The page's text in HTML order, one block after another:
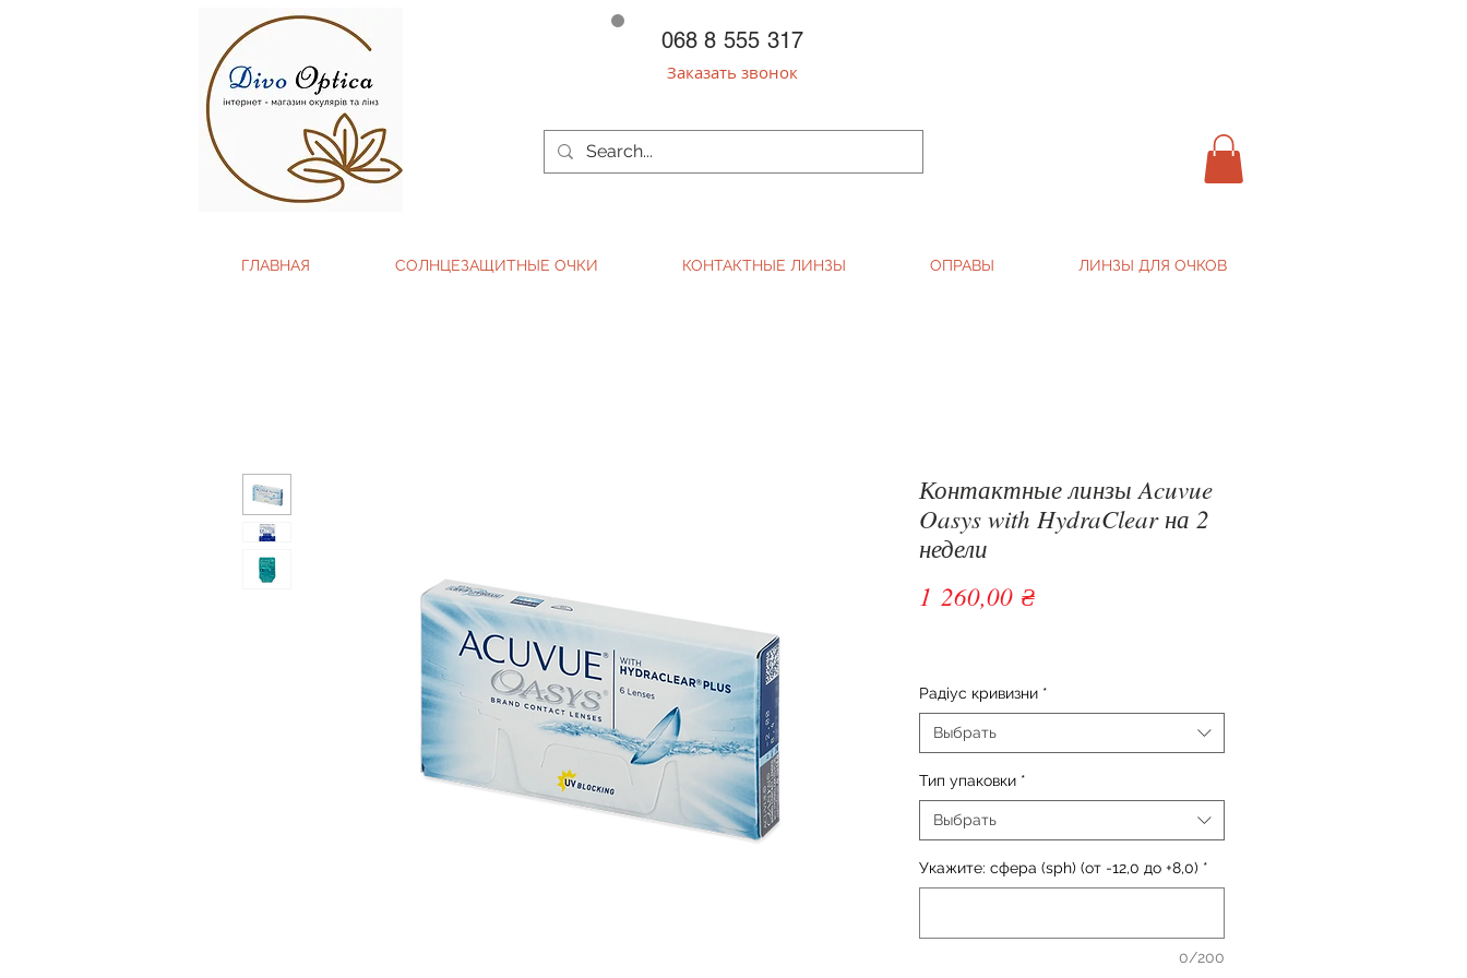
068 8 555 317
Заказать звонок
ГЛАВНАЯ СОЛНЦЕЗАЩИТНЫЕ ОЧКИ КОНТАКТНЫЕ ЛИНЗЫ ОПРАВЫ ЛИНЗЫ ДЛЯ ОЧКОВ
Контактные линзы Acuvue
Oasys with HydraClear на 2
недели
1 260,00 ₴Цена
Радіус кривизни *
Выбрать
Тип упаковки *
Выбрать
Укажите: сфера (sph) (от -12,0 до +8,0) *
0/200